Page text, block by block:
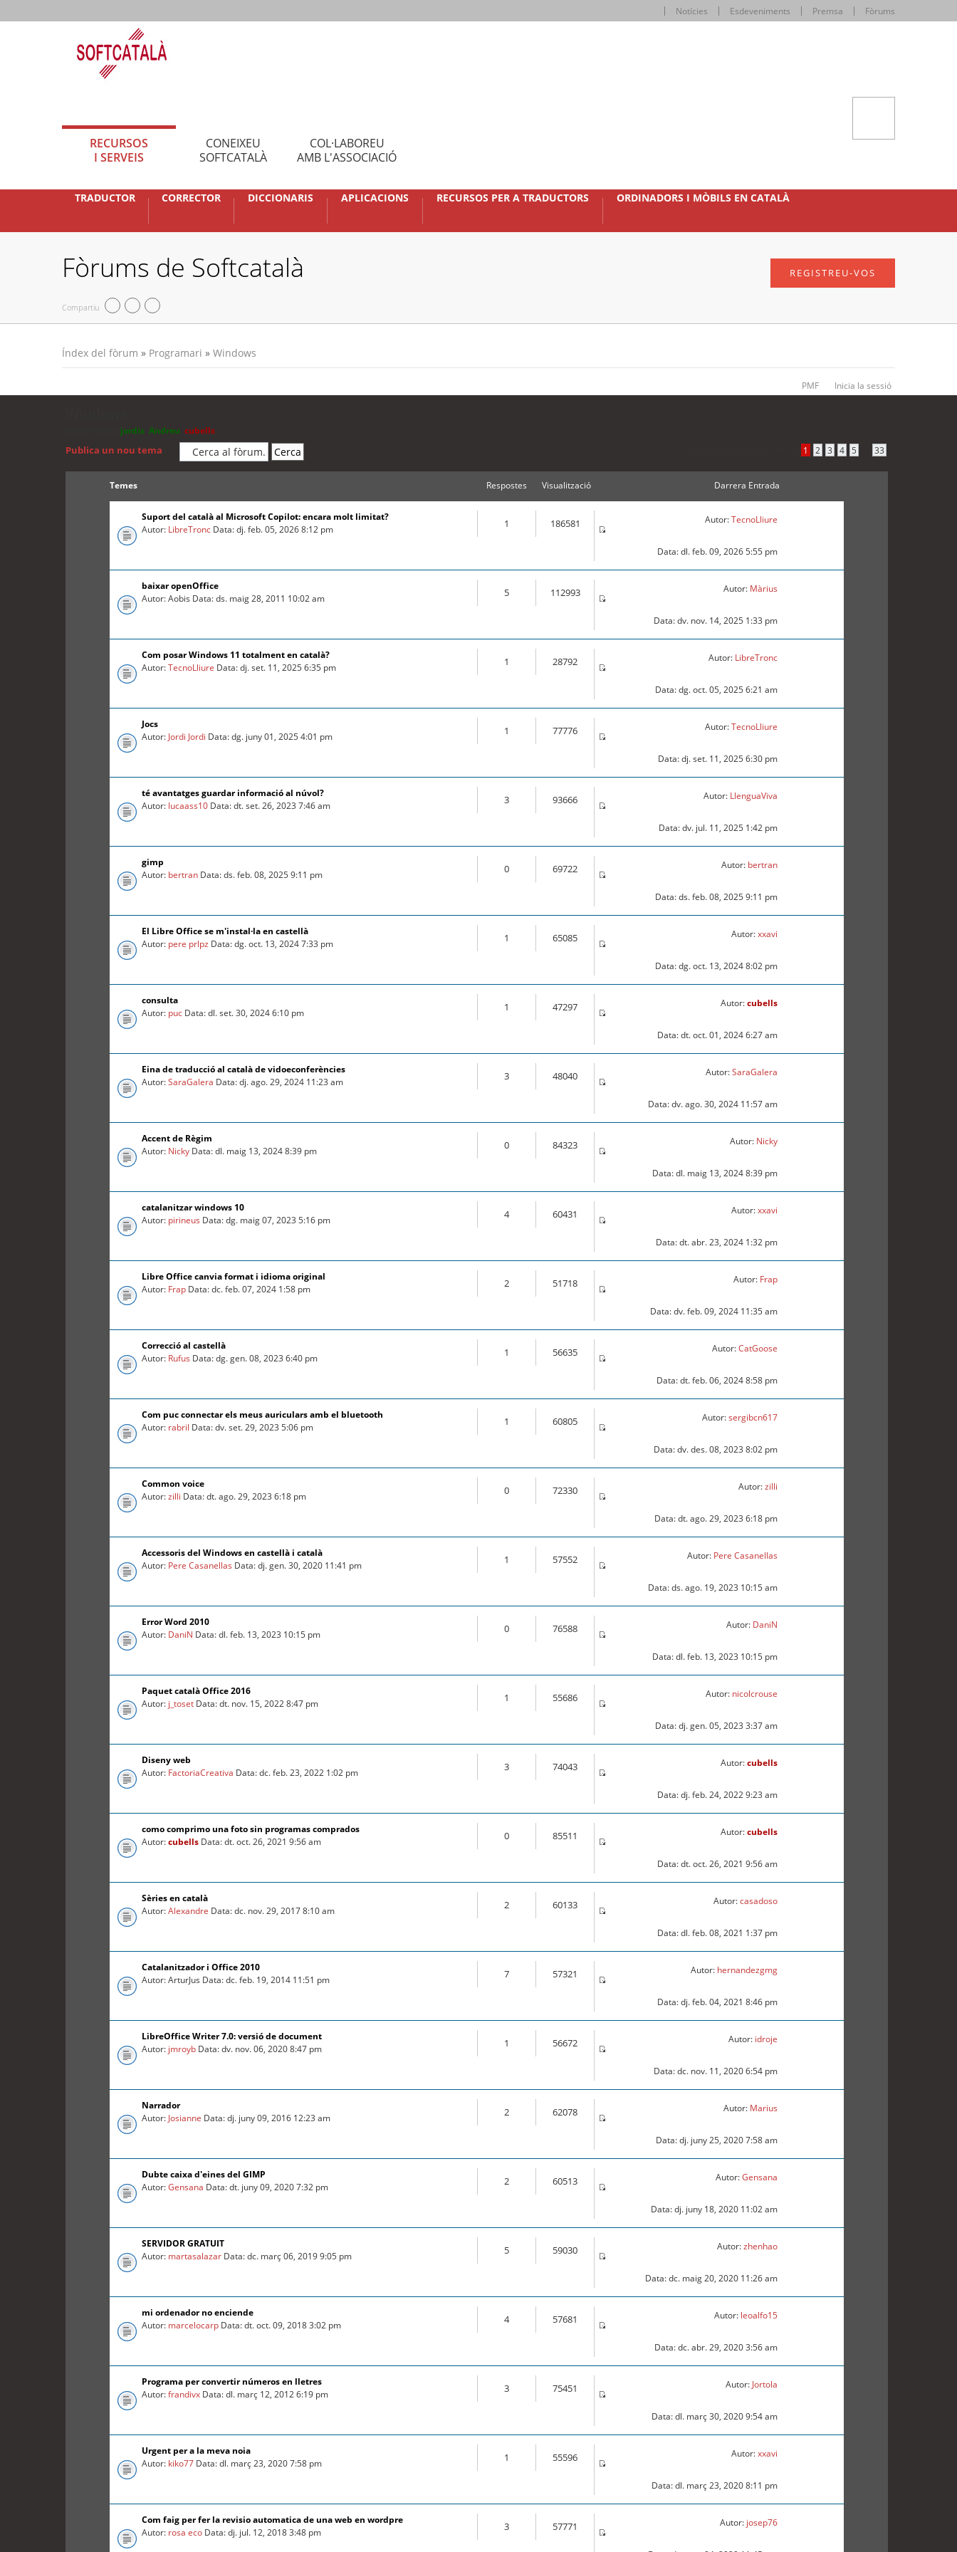
Notícies Esdeveniments Premsa Fòrums
RECURSOS
I SERVEIS
CONEIXEU
SOFTCATALÀ
COL·LABOREU
AMB L'ASSOCIACIÓ
TRADUCTOR CORRECTOR DICCIONARIS APLICACIONS RECURSOS PER A TRADUCTORS ORDINADORS I MÒBILS EN CATALÀ
Fòrums de Softcatalà
Compartiu
REGISTREU-VOS
Índex del fòrum » Programari » Windows
PMF Inicia la sessió
jordis Andreu cubells
Publica un nou tema 1 2 3 4 5 33
Temes Respostes Visualització Darrera Entrada
Suport del català al Microsoft Copilot: encara molt limitat?
Autor: LibreTronc Data: dj. feb. 05, 2026 8:12 pm 1 186581 Autor:TecnoLliure
Data: dl. feb. 09, 2026 5:55 pm
baixar openOffice
Autor: Aobis Data: ds. maig 28, 2011 10:02 am
5 112993 Autor: Màrius
Data: dv. nov. 14, 2025 1:33 pm
Com posar Windows 11 totalment en català?
Autor:TecnoLliure Data: dj. set. 11, 2025 6:35 pm 1 28792 Autor: LibreTronc
Data: dg. oct. 05, 2025 6:21 am
Jocs
Autor: Jordi Jordi Data: dg. juny 01, 2025 4:01 pm 1 77776 Autor:TecnoLliure
Data: dj. set. 11, 2025 6:30 pm
té avantatges guardar informació al núvol?
Autor: lucaass10 Data: dt. set. 26, 2023 7:46 am 3 93666 Autor: LlenguaViva
Data: dv. jul. 11, 2025 1:42 pm
gimp
Autor: bertran Data: ds. feb. 08, 2025 9:11 pm 0 69722 Autor: bertran
Data: ds. feb. 08, 2025 9:11 pm
El Libre Office se m'instal·la en castellà
Autor: pere prlpz Data: dg. oct. 13, 2024 7:33 pm 1 65085 Autor:xxavi
Data: dg. oct. 13, 2024 8:02 pm
consulta
Autor: puc Data: dl. set. 30, 2024 6:10 pm 1 47297 Autor:cubells
Data: dt. oct. 01, 2024 6:27 am
Eina de traducció al català de vidoeconferències
Autor:SaraGalera Data: dj. ago. 29, 2024 11:23 am 3 48040 Autor:SaraGalera
Data: dv. ago. 30, 2024 11:57 am
Accent de Règim
Autor: Nicky Data: dl. maig 13, 2024 8:39 pm 0 84323 Autor: Nicky
Data: dl. maig 13, 2024 8:39 pm
catalanitzar windows 10
Autor: pirineus Data: dg. maig 07, 2023 5:16 pm 4 60431 Autor:xxavi
Data: dt. abr. 23, 2024 1:32 pm
Libre Office canvia format i idioma original
Autor: Frap Data: dc. feb. 07, 2024 1:58 pm 2 51718 Autor: Frap
Data: dv. feb. 09, 2024 11:35 am
Correcció al castellà
Autor: Rufus Data: dg. gen. 08, 2023 6:40 pm 1 56635 Autor:CatGoose
Data: dt. feb. 06, 2024 8:58 pm
Com puc connectar els meus auriculars amb el bluetooth
Autor: rabril Data: dv. set. 29, 2023 5:06 pm 1 60805 Autor:sergibcn617
Data: dv. des. 08, 2023 8:02 pm
Common voice
Autor:zilli Data: dt. ago. 29, 2023 6:18 pm 0 72330 Autor:zilli
Data: dt. ago. 29, 2023 6:18 pm
Accessoris del Windows en castellà i català
Autor: Pere Casanellas Data: dj. gen. 30, 2020 11:41 pm 1 57552 Autor: Pere Casanellas
Data: ds. ago. 19, 2023 10:15 am
Error Word 2010
Autor: DaniN Data: dl. feb. 13, 2023 10:15 pm 0 76588 Autor: DaniN
Data: dl. feb. 13, 2023 10:15 pm
Paquet català Office 2016
Autor: j_toset Data: dt. nov. 15, 2022 8:47 pm 1 55686 Autor: nicolcrouse
Data: dj. gen. 05, 2023 3:37 am
Diseny web
Autor: FactoriaCreativa Data: dc. feb. 23, 2022 1:02 pm 3 74043 Autor:cubells
Data: dj. feb. 24, 2022 9:23 am
como comprimo una foto sin programas comprados
Autor:cubells Data: dt. oct. 26, 2021 9:56 am 0 85511 Autor:cubells
Data: dt. oct. 26, 2021 9:56 am
Sèries en català
Autor:Alexandre Data: dc. nov. 29, 2017 8:10 am 2 60133 Autor:casadoso
Data: dl. feb. 08, 2021 1:37 pm
Catalanitzador i Office 2010
Autor: ArturJus Data: dc. feb. 19, 2014 11:51 pm
7 57321 Autor: hernandezgmg
Data: dj. feb. 04, 2021 8:46 pm
LibreOffice Writer 7.0: versió de document
Autor: jmroyb Data: dv. nov. 06, 2020 8:47 pm 1 56672 Autor: idroje
Data: dc. nov. 11, 2020 6:54 pm
Narrador
Autor: Josianne Data: dj. juny 09, 2016 12:23 am 2 62078 Autor: Marius
Data: dj. juny 25, 2020 7:58 am
Dubte caixa d'eines del GIMP
Autor:Gensana Data: dt. juny 09, 2020 7:32 pm 2 60513 Autor:Gensana
Data: dj. juny 18, 2020 11:02 am
SERVIDOR GRATUIT
Autor: martasalazar Data: dc. març 06, 2019 9:05 pm 5 59030 Autor:zhenhao
Data: dc. maig 20, 2020 11:26 am
mi ordenador no enciende
Autor: marcelocarp Data: dt. oct. 09, 2018 3:02 pm 4 57681 Autor: leoalfo15
Data: dc. abr. 29, 2020 3:56 am
Programa per convertir números en lletres
Autor:frandivx Data: dl. març 12, 2012 6:19 pm 3 75451 Autor: Jortola
Data: dl. març 30, 2020 9:54 am
Urgent per a la meva noia
Autor: kiko77 Data: dl. març 23, 2020 7:58 pm 1 55596 Autor:xxavi
Data: dl. març 23, 2020 8:11 pm
Com faig per fer la revisio automatica de una web en wordpre
Autor: rosa eco Data: dj. jul. 12, 2018 3:48 pm 3 57771 Autor: josep76